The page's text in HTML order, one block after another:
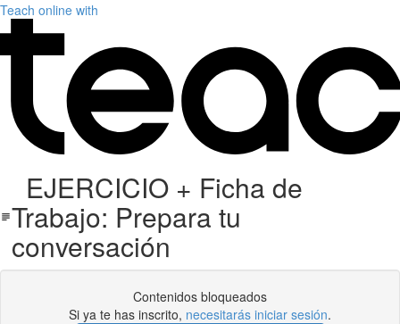
Teach online with
EJERCICIO + Ficha de
Trabajo: Prepara tu
conversación
Contenidos bloqueados
Si ya te has inscrito, necesitarás iniciar sesión.